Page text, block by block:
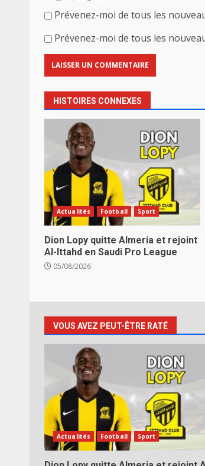
Prévenez-moi de tous les
Prévenez-moi de tous les
HISTOIRES CONNEXES
Actualités Football Sport
Dion Lopy quitte Almeria et rejoint
Al-Ittahd en Saudi Pro League
05/08/2026
VOUS AVEZ PEUT-ÊTRE RATÉ
Actualités Football Sport